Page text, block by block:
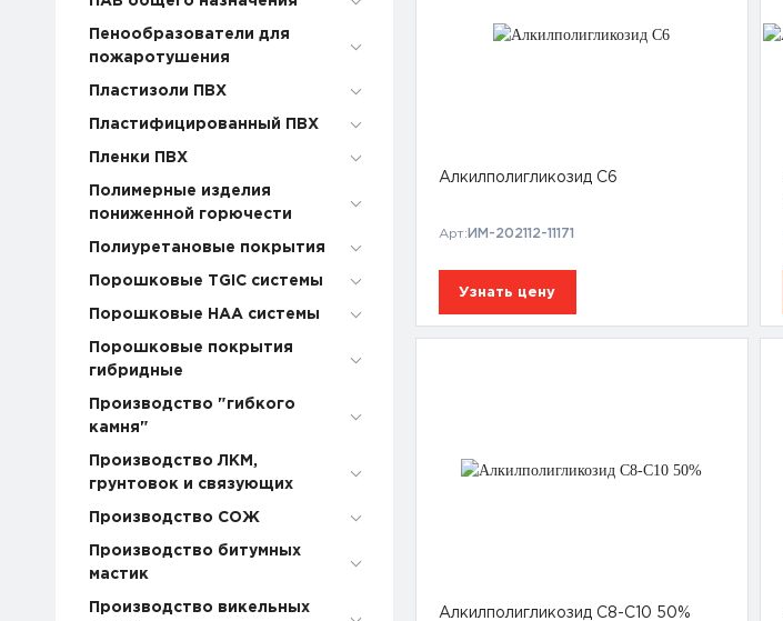
Пенообразователи для
пожаротушения
Пластизоли ПВХ
Пластифицированный ПВХ
Пленки ПВХ
Полимерные изделия
пониженной горючести
Полиуретановые покрытия
Порошковые TGIC системы
Порошковые НАА системы
Порошковые покрытия
гибридные
Производство "гибкого
камня"
Производство ЛКМ,
грунтовок и связующих
Производство СОЖ
Производство битумных
мастик
Производство викельных
Алкилполигликозид C6
Арт: ИМ-202112-11171
Узнать цену
Алкилполигликозид С8-С10 50%